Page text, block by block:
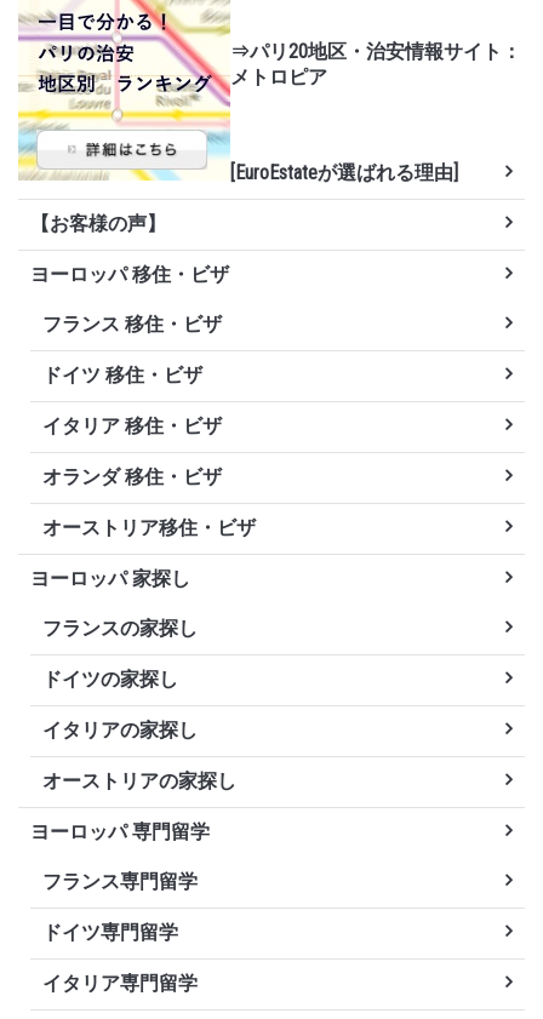
⇒パリ20地区・治安情報サイト：
メトロピア
[EuroEstateが選ばれる理由]
【お客様の声】
ヨーロッパ 移住・ビザ
フランス 移住・ビザ
ドイツ 移住・ビザ
イタリア 移住・ビザ
オランダ 移住・ビザ
オーストリア移住・ビザ
ヨーロッパ 家探し
フランスの家探し
ドイツの家探し
イタリアの家探し
オーストリアの家探し
ヨーロッパ 専門留学
フランス専門留学
ドイツ専門留学
イタリア専門留学